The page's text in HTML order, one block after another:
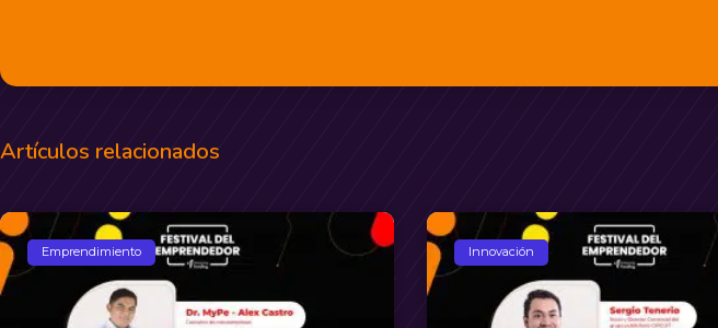
Artículos relacionados
Emprendimiento Innovación